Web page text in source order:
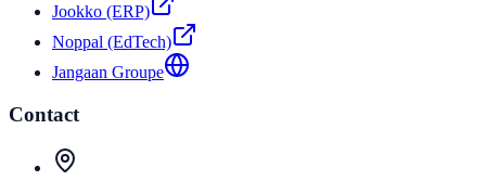
Jookko (ERP)
Noppal (EdTech)
Jangaan Groupe
Contact